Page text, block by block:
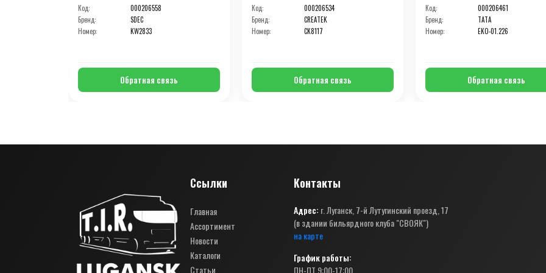
Код:
000206558
Бренд:
SDEC
Номер:
KW2833
Обратная связь
Код:
000206534
Бренд:
CREATEK
Номер:
CK8117
Обратная связь
Код:
000206461
Бренд:
TATA
Номер:
EKO-01.226
Обратная связь
Ссылки
Главная
Ассортимент
Новости
Каталоги
Статьи
Контакты
Адрес: г. Луганск, 7-й Лутугинский проезд, 17
(в здании бильярдного клуба "СВОЯК")
на карте
График работы:
ПН-ПТ 9:00-17:00